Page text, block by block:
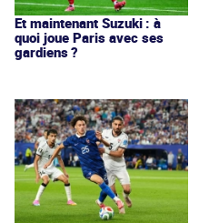
Et maintenant Suzuki : à
quoi joue Paris avec ses
gardiens ?